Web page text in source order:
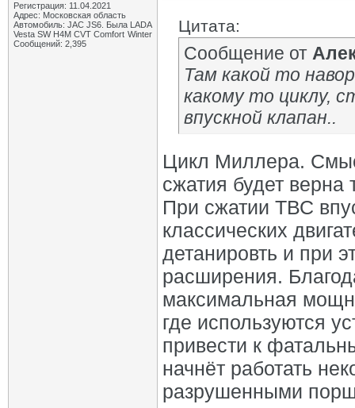
Регистрация: 11.04.2021
Адрес: Московская область
Автомобиль: JAC JS6. Была LADA
Vesta SW H4M CVT Comfort Winter
Сообщений: 2,395
Цитата:
Сообщение от
Там какой то
какому то циклу,
впускной клапан..
Цикл Миллера.
сжатия будет верна
При сжатии ТВС
классических
детанировть и при
расширения.
максимальная
где используются
привести к
начнёт работать
разрушенными